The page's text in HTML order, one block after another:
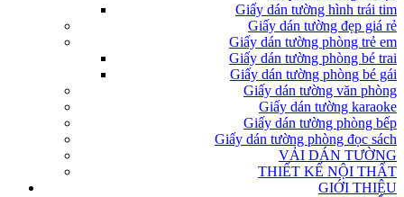
Giấy dán tường hình trái tim
Giấy dán tường đẹp giá rẻ
Giấy dán tường phòng trẻ em
Giấy dán tường phòng bé trai
Giấy dán tường phòng bé gái
Giấy dán tường văn phòng
Giấy dán tường karaoke
Giấy dán tường phòng bếp
Giấy dán tường phòng đọc sách
VẢI DÁN TƯỜNG
THIẾT KẾ NỘI THẤT
GIỚI THIỆU